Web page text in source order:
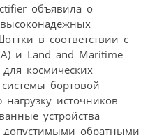
объявила о
в соответствии с
и Land and Maritime
космических
бортовой
источников
устройства
обратными